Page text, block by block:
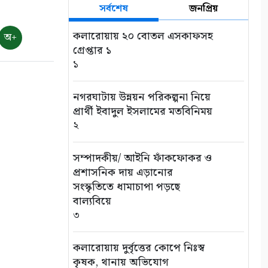
৭ আগস্ট: ন্যাশনাল লাইটহাউস
ডে-সমুদ্রপথের নীরব পথপ্রদর্শক
৯
শ্যামনগরে সিএনআরএসের
জলবায়ু সহনশীলতা বিষয়ক প্রকল্প
সভা
অ+
সর্বশেষ জনপ্রিয়
কলারোয়ায় ২০ বোতল এসকাফসহ
গ্রেপ্তার ১
১
নগরঘাটায় উন্নয়ন পরিকল্পনা নিয়ে
প্রার্থী ইবাদুল ইসলামের মতবিনিময়
২
সম্পাদকীয়/ আইনি ফাঁকফোকর ও
প্রশাসনিক দায় এড়ানোর
সংস্কৃতিতে ধামাচাপা পড়ছে
বাল্যবিয়ে
৩
কলারোয়ায় দুর্বৃত্তের কোপে নিঃস্ব
কৃষক, থানায় অভিযোগ